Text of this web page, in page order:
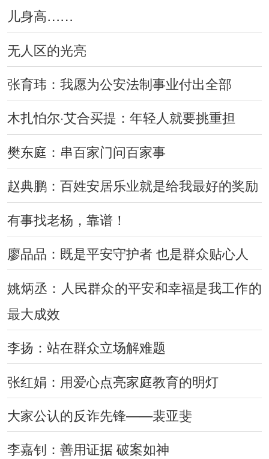
儿身高……
无人区的光亮
张育玮：我愿为公安法制事业付出全部
木扎怕尔·艾合买提：年轻人就要挑重担
樊东庭：串百家门问百家事
赵典鹏：百姓安居乐业就是给我最好的奖励
有事找老杨，靠谱！
廖品品：既是平安守护者 也是群众贴心人
姚炳丞：人民群众的平安和幸福是我工作的
最大成效
李扬：站在群众立场解难题
张红娟：用爱心点亮家庭教育的明灯
大家公认的反诈先锋——裴亚斐
李嘉钊：善用证据 破案如神